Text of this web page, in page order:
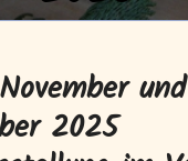
2025